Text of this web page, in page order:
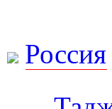
Россия